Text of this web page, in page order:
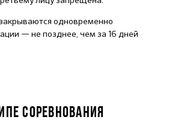
одновременно
— не позднее, чем за 16 дней
СОРЕВНОВАНИЯ